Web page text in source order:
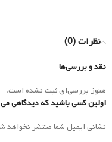
نظرات (0)
نقد و بررسی‌ها
هنوز بررسی‌ای ثبت نشده است.
اولین کسی باشید که دیدگاهی می
نشانی ایمیل شما منتشر نخواهد